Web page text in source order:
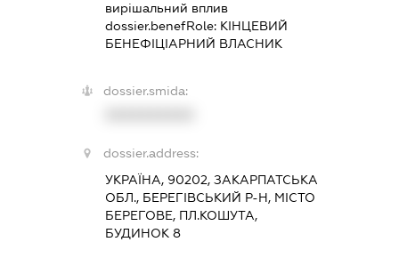
вирішальний вплив
dossier.benefRole: КІНЦЕВИЙ
БЕНЕФІЦІАРНИЙ ВЛАСНИК
dossier.smida:
dossier.address:
УКРАЇНА, 90202, ЗАКАРПАТСЬКА
ОБЛ., БЕРЕГІВСЬКИЙ Р-Н, МІСТО
БЕРЕГОВЕ, ПЛ.КОШУТА,
БУДИНОК 8